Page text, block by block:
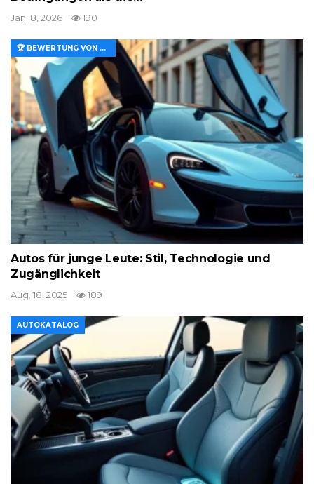
Jan. 8, 2026 190
🏆 BEWERTUNG VON MERKMALEN UND WERT
Autos für junge Leute: Stil, Technologie und
Zugänglichkeit
Aug. 18, 2025 189
AUTOKATALOG